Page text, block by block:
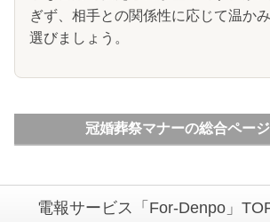
ぎず、相手との関係性に応じて温か
選びましょう。
冠婚葬祭マナーの総合ペー
電報サービス「For-Denpo」